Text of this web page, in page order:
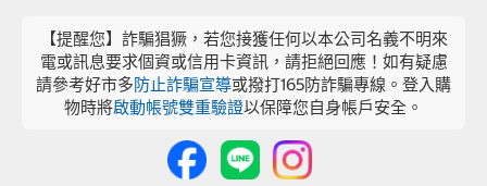
【提醒您】詐騙猖獗，若您接獲任何以本公司名義不明來
電或訊息要求個資或信用卡資訊，請拒絕回應！如有疑慮
請參考好市多防止詐騙宣導或撥打165防詐騙專線。登入購
物時將啟動帳號雙重驗證以保障您自身帳戶安全。